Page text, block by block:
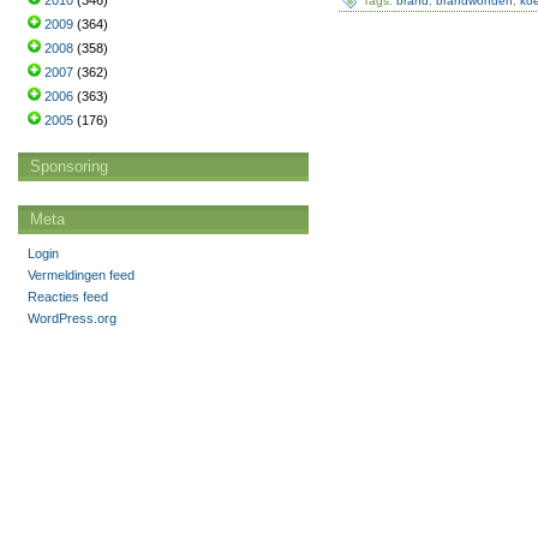
2009 (364)
2008 (358)
2007 (362)
2006 (363)
2005 (176)
Sponsoring
Meta
Login
Vermeldingen feed
Reacties feed
WordPress.org